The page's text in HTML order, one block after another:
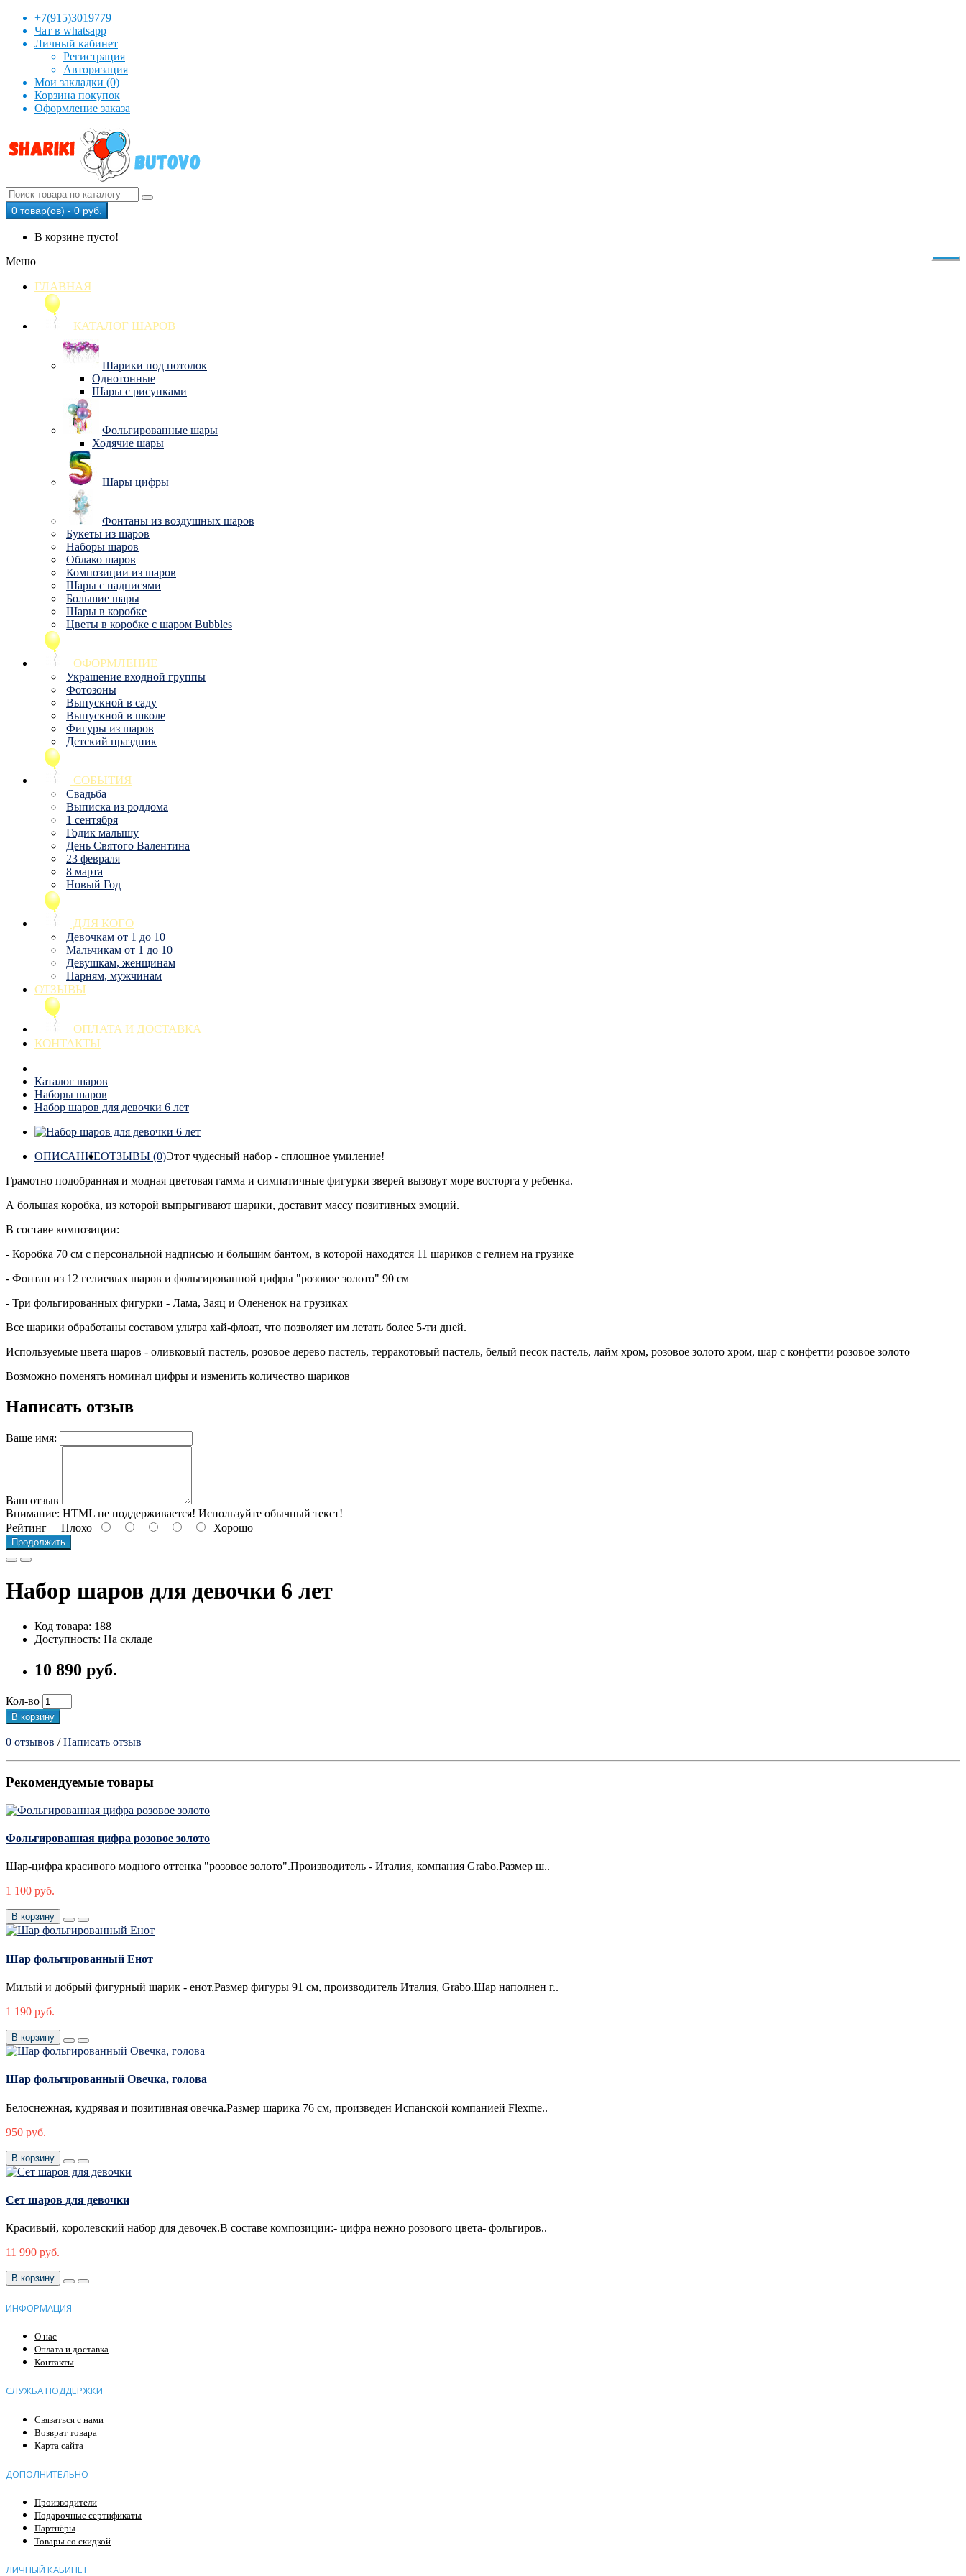
+7(915)3019779
Чат в whatsapp
Личный кабинет
Регистрация
Авторизация
Мои закладки (0)
Корзина покупок
Оформление заказа
0 товар(ов) - 0 руб.
В корзине пусто!
Меню
ГЛАВНАЯ
КАТАЛОГ ШАРОВ
Шарики под потолок
Однотонные
Шары с рисунками
Фольгированные шары
Ходячие шары
Шары цифры
Фонтаны из воздушных шаров
Букеты из шаров
Наборы шаров
Облако шаров
Композиции из шаров
Шары с надписями
Большие шары
Шары в коробке
Цветы в коробке с шаром Bubbles
ОФОРМЛЕНИЕ
Украшение входной группы
Фотозоны
Выпускной в саду
Выпускной в школе
Фигуры из шаров
Детский праздник
СОБЫТИЯ
Свадьба
Выписка из роддома
1 сентября
Годик малышу
День Святого Валентина
23 февраля
8 марта
Новый Год
ДЛЯ КОГО
Девочкам от 1 до 10
Мальчикам от 1 до 10
Девушкам, женщинам
Парням, мужчинам
ОТЗЫВЫ
ОПЛАТА И ДОСТАВКА
КОНТАКТЫ
Каталог шаров
Наборы шаров
Набор шаров для девочки 6 лет
ОПИСАНИЕОТЗЫВЫ (0)Этот чудесный набор - сплошное умиление!
Грамотно подобранная и модная цветовая гамма и симпатичные фигурки зверей вызовут море восторга у ребенка.
А большая коробка, из которой выпрыгивают шарики, доставит массу позитивных эмоций.
В составе композиции:
- Коробка 70 см с персональной надписью и большим бантом, в которой находятся 11 шариков с гелием на грузике
- Фонтан из 12 гелиевых шаров и фольгированной цифры "розовое золото" 90 см
- Три фольгированных фигурки - Лама, Заяц и Олененок на грузиках
Все шарики обработаны составом ультра хай-флоат, что позволяет им летать более 5-ти дней.
Используемые цвета шаров - оливковый пастель, розовое дерево пастель, терракотовый пастель, белый песок пастель, лайм хром, розовое золото хром, шар с конфетти розовое золото
Возможно поменять номинал цифры и изменить количество шариков
Написать отзыв
Ваше имя:
Ваш отзыв
Внимание: HTML не поддерживается! Используйте обычный текст!
Рейтинг Плохо Хорошо
Продолжить
Набор шаров для девочки 6 лет
Код товара: 188
Доступность: На складе
10 890 руб.
Кол-во
В корзину
0 отзывов /Написать отзыв
Рекомендуемые товары
Фольгированная цифра розовое золото
Шар-цифра красивого модного оттенка "розовое золото".Производитель - Италия, компания Grabo.Размер ш..
1 100 руб.
В корзину
Шар фольгированный Енот
Милый и добрый фигурный шарик - енот.Размер фигуры 91 см, производитель Италия, Grabo.Шар наполнен г..
1 190 руб.
В корзину
Шар фольгированный Овечка, голова
Белоснежная, кудрявая и позитивная овечка.Размер шарика 76 см, произведен Испанской компанией Flexme..
950 руб.
В корзину
Сет шаров для девочки
Красивый, королевский набор для девочек.В составе композиции:- цифра нежно розового цвета- фольгиров..
11 990 руб.
В корзину
ИНФОРМАЦИЯ
О нас
Оплата и доставка
Контакты
СЛУЖБА ПОДДЕРЖКИ
Связаться с нами
Возврат товара
Карта сайта
ДОПОЛНИТЕЛЬНО
Производители
Подарочные сертификаты
Партнёры
Товары со скидкой
ЛИЧНЫЙ КАБИНЕТ